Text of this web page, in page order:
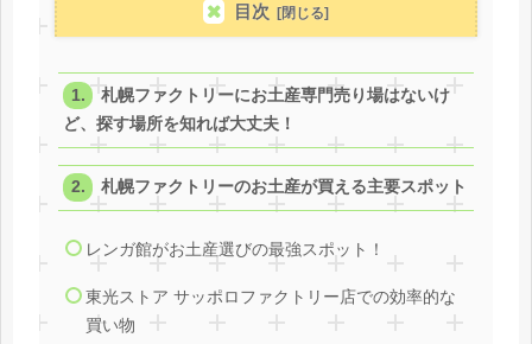
目次
札幌ファクトリーにお土産専門売り場はないけ
ど、探す場所を知れば大丈夫！
札幌ファクトリーのお土産が買える主要スポット
レンガ館がお土産選びの最強スポット！
東光ストア サッポロファクトリー店での効率的な
買い物